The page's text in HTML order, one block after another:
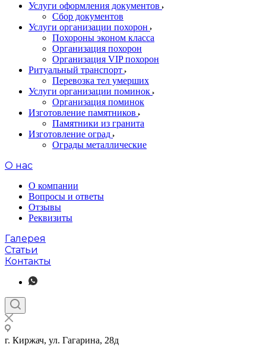
Услуги оформления документов
Сбор документов
Услуги организации похорон
Похороны эконом класса
Организация похорон
Организация VIP похорон
Ритуальный транспорт
Перевозка тел умерших
Услуги организации поминок
Организация поминок
Изготовление памятников
Памятники из гранита
Изготовление оград
Ограды металлические
О нас
О компании
Вопросы и ответы
Отзывы
Реквизиты
Галерея
Статьи
Контакты
г. Киржач, ул. Гагарина, 28д